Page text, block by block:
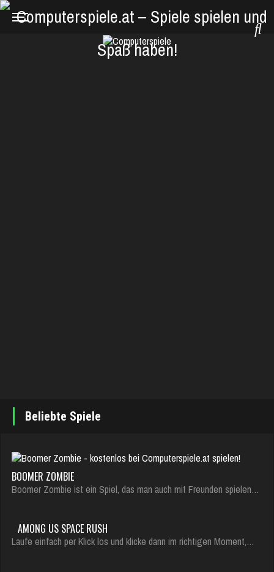
Beliebte Spiele
BOOMER ZOMBIE
Boomer Zombie ist ein Spiel, das man auch mit Freunden spielen…
AMONG US SPACE RUSH
Laufe einfach per Klick los und klicke dann im richtigen Moment,…